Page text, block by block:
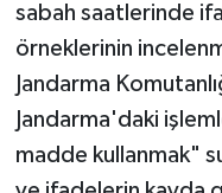
sabah saatlerinde
örneklerinin
Jandarma
Jandarma'daki
madde kullanmak"